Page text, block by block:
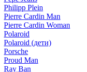
Philipp Plein
Pierre Cardin Man
Pierre Cardin Woman
Polaroid
Polaroid (дети)
Porsche
Proud Man
Ray Ban